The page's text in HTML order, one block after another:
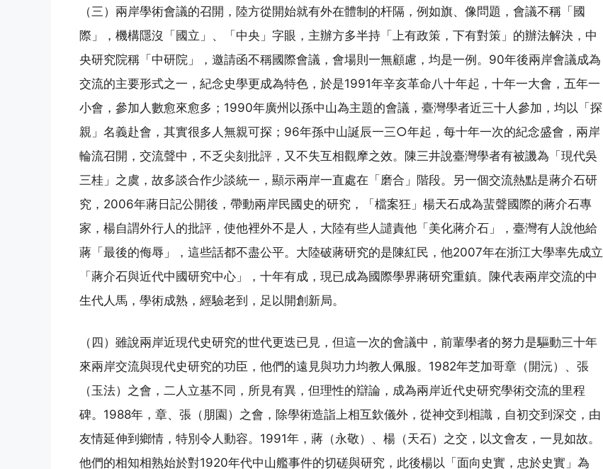
（三）兩岸學術會議的召開，陸方從開始就有外在體制的杆隔，例如旗、像問題，會議不稱「國
際」，機構隱沒「國立」、「中央」字眼，主辦方多半持「上有政策，下有對策」的辦法解決，中
央研究院稱「中研院」，邀請函不稱國際會議，會場則一無顧慮，均是一例。90年後兩岸會議成為
交流的主要形式之一，紀念史學更成為特色，於是1991年辛亥革命八十年起，十年一大會，五年一
小會，參加人數愈來愈多；1990年廣州以孫中山為主題的會議，臺灣學者近三十人參加，均以「探
親」名義赴會，其實很多人無親可探；96年孫中山誕辰一三○年起，每十年一次的紀念盛會，兩岸
輪流召開，交流聲中，不乏尖刻批評，又不失互相觀摩之效。陳三井說臺灣學者有被譏為「現代吳
三桂」之虞，故多談合作少談統一，顯示兩岸一直處在「磨合」階段。另一個交流熱點是蔣介石研
究，2006年蔣日記公開後，帶動兩岸民國史的研究，「檔案狂」楊天石成為蜚聲國際的蔣介石專
家，楊自謂外行人的批評，使他裡外不是人，大陸有些人譴責他「美化蔣介石」，臺灣有人說他給
蔣「最後的侮辱」，這些話都不盡公平。大陸破蔣研究的是陳紅民，他2007年在浙江大學率先成立
「蔣介石與近代中國研究中心」，十年有成，現已成為國際學界蔣研究重鎮。陳代表兩岸交流的中
生代人馬，學術成熟，經驗老到，足以開創新局。
（四）雖說兩岸近現代史研究的世代更迭已見，但這一次的會議中，前輩學者的努力是驅動三十年
來兩岸交流與現代史研究的功臣，他們的遠見與功力均教人佩服。1982年芝加哥章（開沅）、張
（玉法）之會，二人立基不同，所見有異，但理性的辯論，成為兩岸近代史研究學術交流的里程
碑。1988年，章、張（朋園）之會，除學術造詣上相互欽儀外，從神交到相識，自初交到深交，由
友情延伸到鄉情，特別令人動容。1991年，蔣（永敬）、楊（天石）之交，以文會友，一見如故。
他們的相知相熟始於對1920年代中山艦事件的切磋與研究，此後楊以「面向史實，忠於史實」為